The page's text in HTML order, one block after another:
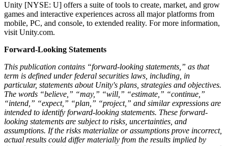
Unity [NYSE: U] offers a suite of tools to create, market, and grow
games and interactive experiences across all major platforms from
mobile, PC, and console, to extended reality. For more information,
visit Unity.com.
Forward-Looking Statements
This publication contains “forward-looking statements,” as that
term is defined under federal securities laws, including, in
particular, statements about Unity's plans, strategies and objectives.
The words “believe,” “may,” “will,” “estimate,” “continue,”
“intend,” “expect,” “plan,” “project,” and similar expressions are
intended to identify forward-looking statements. These forward-
looking statements are subject to risks, uncertainties, and
assumptions. If the risks materialize or assumptions prove incorrect,
actual results could differ materially from the results implied by